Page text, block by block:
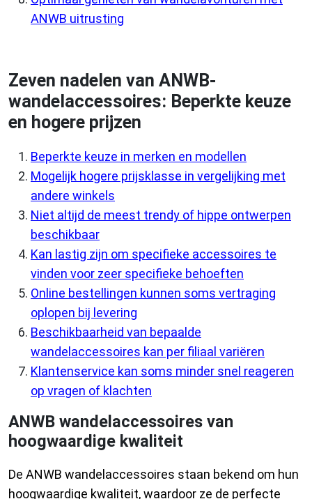
ANWB uitrusting
Zeven nadelen van ANWB-
wandelaccessoires: Beperkte keuze
en hogere prijzen
Beperkte keuze in merken en modellen
Mogelijk hogere prijsklasse in vergelijking met
andere winkels
Niet altijd de meest trendy of hippe ontwerpen
beschikbaar
Kan lastig zijn om specifieke accessoires te
vinden voor zeer specifieke behoeften
Online bestellingen kunnen soms vertraging
oplopen bij levering
Beschikbaarheid van bepaalde
wandelaccessoires kan per filiaal variëren
Klantenservice kan soms minder snel reageren
op vragen of klachten
ANWB wandelaccessoires van
hoogwaardige kwaliteit
De ANWB wandelaccessoires staan bekend om hun
hoogwaardige kwaliteit, waardoor ze de perfecte